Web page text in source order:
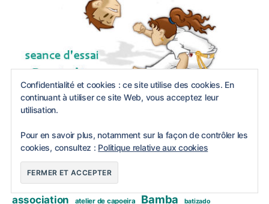
Confidentialité et cookies : ce site utilise des cookies. En
continuant à utiliser ce site Web, vous acceptez leur
utilisation.
Pour en savoir plus, notamment sur la façon de contrôler les
cookies, consultez : Politique relative aux cookies
Catégories
2013 2014 2015 abada
Activités à paris Arts martiaux paris
association atelier de capoeira Bamba batizado